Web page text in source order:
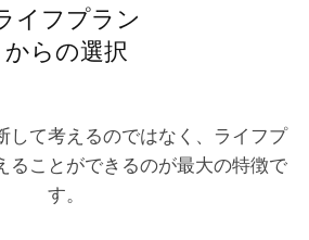
イフプラン
からの選択
して考えるのではなく、ライフプ
ることができるのが最大の特徴で
す。